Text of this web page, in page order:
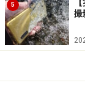
ポイントは、動
きがぶれてもよ
シュを使うこ
ら、総合的な
5
撮